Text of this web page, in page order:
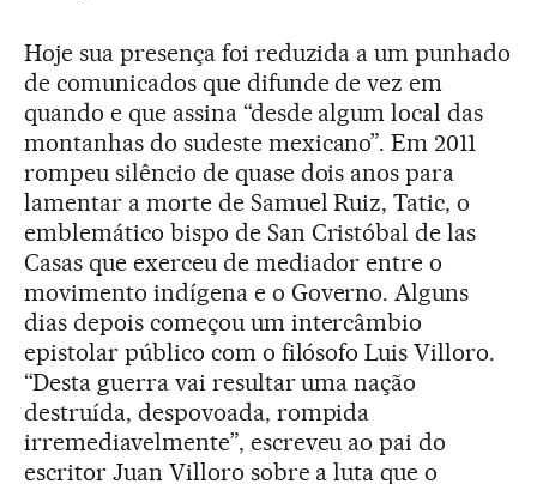
Hoje sua presença foi reduzida a um punhado
de comunicados que difunde de vez em
quando e que assina “desde algum local das
montanhas do sudeste mexicano”. Em 2011
rompeu silêncio de quase dois anos para
lamentar a morte de Samuel Ruiz, Tatic, o
emblemático bispo de San Cristóbal de las
Casas que exerceu de mediador entre o
movimento indígena e o Governo. Alguns
dias depois começou um intercâmbio
epistolar público com o filósofo Luis Villoro.
“Desta guerra vai resultar uma nação
destruída, despovoada, rompida
irremediavelmente”, escreveu ao pai do
escritor Juan Villoro sobre a luta que o